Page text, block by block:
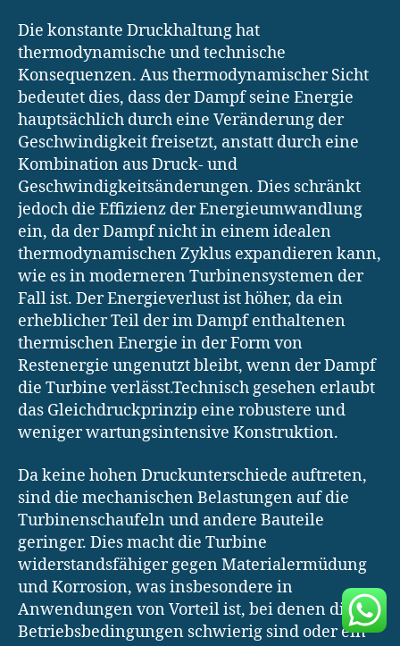
Die konstante Druckhaltung hat
thermodynamische und technische
Konsequenzen. Aus thermodynamischer Sicht
bedeutet dies, dass der Dampf seine Energie
hauptsächlich durch eine Veränderung der
Geschwindigkeit freisetzt, anstatt durch eine
Kombination aus Druck- und
Geschwindigkeitsänderungen. Dies schränkt
jedoch die Effizienz der Energieumwandlung
ein, da der Dampf nicht in einem idealen
thermodynamischen Zyklus expandieren kann,
wie es in moderneren Turbinensystemen der
Fall ist. Der Energieverlust ist höher, da ein
erheblicher Teil der im Dampf enthaltenen
thermischen Energie in der Form von
Restenergie ungenutzt bleibt, wenn der Dampf
die Turbine verlässt.Technisch gesehen erlaubt
das Gleichdruckprinzip eine robustere und
weniger wartungsintensive Konstruktion.
Da keine hohen Druckunterschiede auftreten,
sind die mechanischen Belastungen auf die
Turbinenschaufeln und andere Bauteile
geringer. Dies macht die Turbine
widerstandsfähiger gegen Materialermüdung
und Korrosion, was insbesondere in
Anwendungen von Vorteil ist, bei denen die
Betriebsbedingungen schwierig sind oder ein